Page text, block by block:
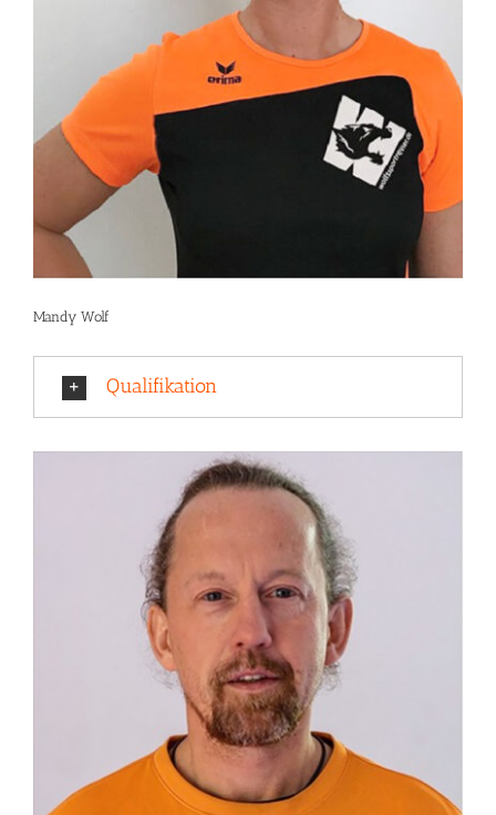
Mandy Wolf
Qualifikation